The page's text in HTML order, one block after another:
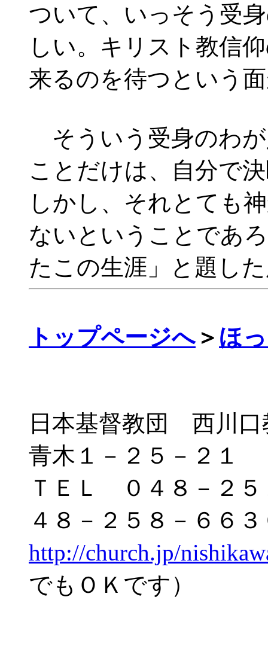
ついて、いっそう受
しい。キリスト教信
来るのを待つという
そういう受身のわ
ことだけは、自分で
しかし、それとても
ないということであ
たこの生涯」と題し
トップページへ＞ ほ
日本基督教団 西川
青木１－２５－２１
ＴＥＬ ０４８－２
４８－２５８－６６３
http://church.jp/
でもＯＫです）